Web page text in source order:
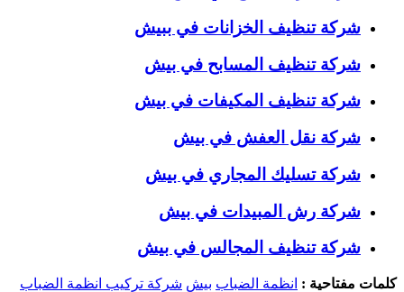
شركة تنظيف الخزانات في ببيش
شركة تنظيف المسابح في بيش
شركة تنظيف المكيفات في بيش
شركة نقل العفش في بيش
شركة تسليك المجاري في بيش
شركة رش المبيدات في بيش
شركة تنظيف المجالس في بيش
كلمات مفتاحية : انظمة الضباب بيش شركة تركيب انظمة الضباب